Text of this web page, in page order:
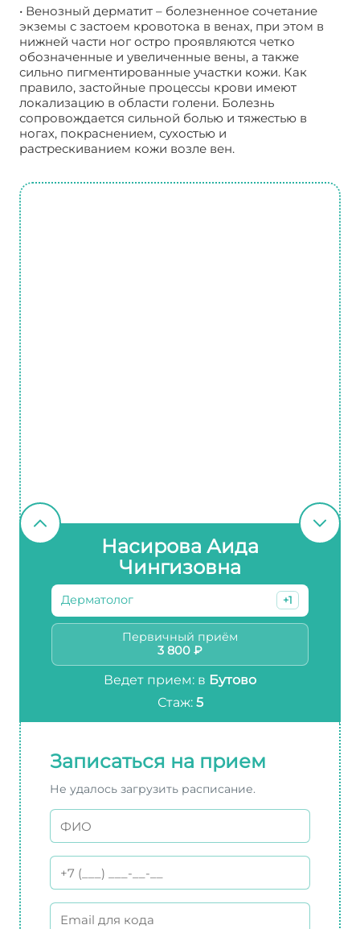
• Венозный дерматит – болезненное сочетание
экземы с застоем кровотока в венах, при этом в
нижней части ног остро проявляются четко
обозначенные и увеличенные вены, а также
сильно пигментированные участки кожи. Как
правило, застойные процессы крови имеют
локализацию в области голени. Болезнь
сопровождается сильной болью и тяжестью в
ногах, покраснением, сухостью и
растрескиванием кожи возле вен.
Насирова Аида
Чингизовна
Дерматолог +1
Первичный приём
3 800 ₽
Ведет прием: в Бутово
Стаж: 5
Записаться на прием
Не удалось загрузить расписание.